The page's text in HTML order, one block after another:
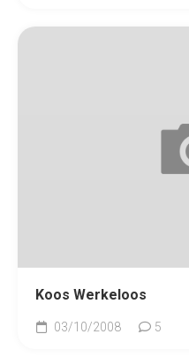
Koos Werkeloos
03/10/2008 5